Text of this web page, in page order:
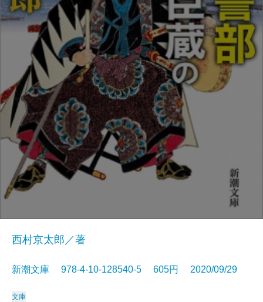
西村京太郎／著
新潮文庫 978-4-10-128540-5 605円 2020/09/29
文庫